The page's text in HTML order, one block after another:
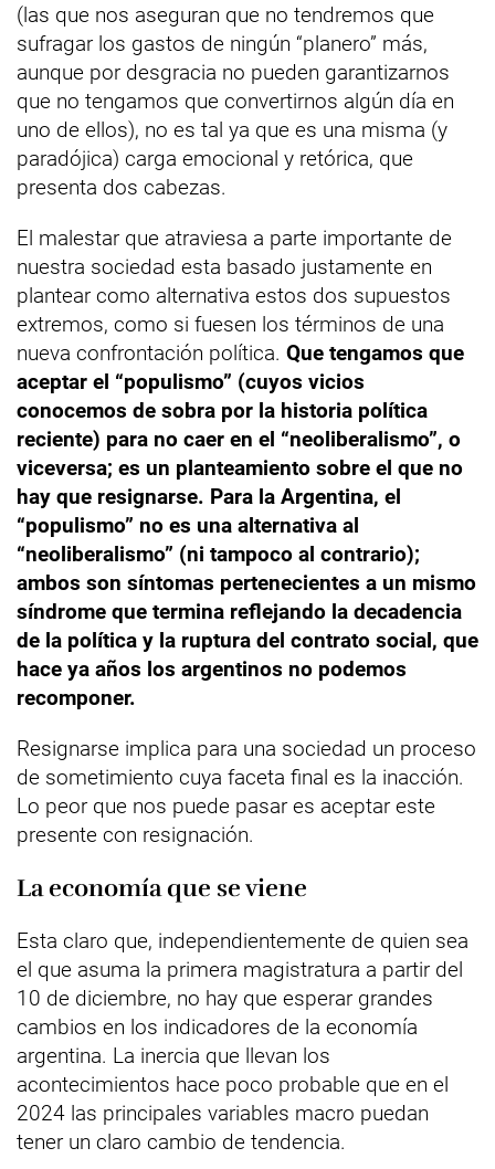
(las que nos aseguran que no tendremos que
sufragar los gastos de ningún “planero” más,
aunque por desgracia no pueden garantizarnos
que no tengamos que convertirnos algún día en
uno de ellos), no es tal ya que es una misma (y
paradójica) carga emocional y retórica, que
presenta dos cabezas.
El malestar que atraviesa a parte importante de
nuestra sociedad esta basado justamente en
plantear como alternativa estos dos supuestos
extremos, como si fuesen los términos de una
nueva confrontación política. Que tengamos que
aceptar el “populismo” (cuyos vicios
conocemos de sobra por la historia política
reciente) para no caer en el “neoliberalismo”, o
viceversa; es un planteamiento sobre el que no
hay que resignarse. Para la Argentina, el
“populismo” no es una alternativa al
“neoliberalismo” (ni tampoco al contrario);
ambos son síntomas pertenecientes a un mismo
síndrome que termina reflejando la decadencia
de la política y la ruptura del contrato social, que
hace ya años los argentinos no podemos
recomponer.
Resignarse implica para una sociedad un proceso
de sometimiento cuya faceta final es la inacción.
Lo peor que nos puede pasar es aceptar este
presente con resignación.
La economía que se viene
Esta claro que, independientemente de quien sea
el que asuma la primera magistratura a partir del
10 de diciembre, no hay que esperar grandes
cambios en los indicadores de la economía
argentina. La inercia que llevan los
acontecimientos hace poco probable que en el
2024 las principales variables macro puedan
tener un claro cambio de tendencia.